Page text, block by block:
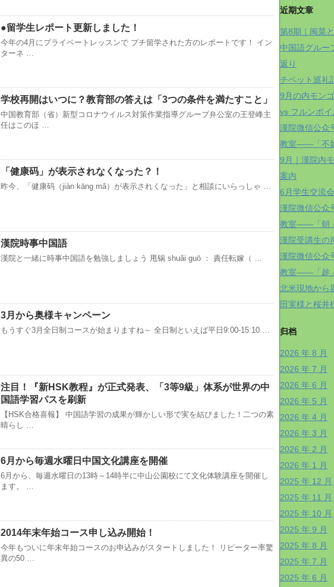
●留学生レポート更新しました！
今年の4月にプライベートレッスンで プチ留学された方のレポートです！ イン
ターネ …
学校再開はいつに？教育部の答えは「3つの条件を満たすこと」
中国教育部（省）新型コロナウイルス対策作業指導グループ弁公室の王登峰主
任はこのほ …
「健康码」が表示されなくなった？！
昨今、「健康码（jiàn kāng mǎ）が表示されくなった」と相談にいらっしゃ …
漢院時事中国語
漢院と一緒に時事中国語を勉強しましょう 甩锅 shuǎi guō ： 責任転嫁（ …
3月から奥様キャンペーン
もうすぐ3月全日制コースが始まりますね～ 全日制といえば平日9:00-15:10 …
注目！『新HSK教程』が正式発表、「3等9級」体系が世界の中
国語学習パスを刷新
【HSK合格喜報】 中国語学習の成果が輝かしい形で実を結びました！二つの素
晴らし …
6月から毎週水曜日中国文化講座を開催
6月から、毎週水曜日の13時～14時半に中山公園校にて文化体験講座を開催し
ます。 …
2014年末年始コース申し込み開始！
今年もついに年末年始コースのお申込みがスタートしました！ リピーター率驚
異の50 …
近期文章
第8期｜闽菜
中国語グルー
返り
チベット巡
9月の内モン
vs フルンボイ
漢院微信公众
教室——「不
9月｜漢院内
案内
6月学生交流会
漢院微信公众
教室——「朝」
漢院受講生
漢院微信公众
教室——「趁」
北米現地から
田実様と桜井
归档
2026 年 8 月
2026 年 7 月
2026 年 6 月
2026 年 5 月
2026 年 4 月
2026 年 3 月
2026 年 2 月
2026 年 1 月
2025 年 12 月
2025 年 11 月
2025 年 10 月
2025 年 9 月
2025 年 8 月
2025 年 7 月
2025 年 6 月